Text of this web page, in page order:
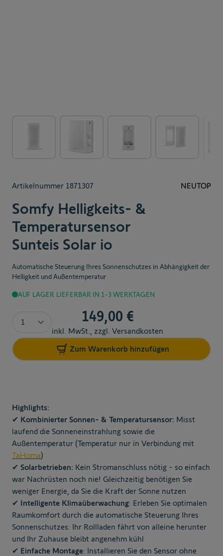
View larger imageView larger imageView larger image
NEUTOP
Artikelnummer 1871307
Somfy Helligkeits- &
Temperatursensor
Sunteis Solar io
Automatische Steuerung Ihres Sonnenschutzes in Abhängigkeit der
Helligkeit und Außentemperatur
AUF LAGER LIEFERBAR IN 1-3 WERKTAGEN
149,00 €
inkl. MwSt., zzgl. Versandkosten
Zum Warenkorb hinzufügen
Highlights:
✔ Kombinierter Sonnen- & Temperatursensor: Misst
laufend die Sonneneinstrahlung sowie die
Außentemperatur (Temperatur nur in Verbindung mit
TaHoma)
✔ Solarbetrieben: Kein Stromanschluss nötig - so einfach
war Nachrüsten noch nie! Gleichzeitig benötigen Sie
weniger Energie, da Sie die Kraft der Sonne nutzen
✔ Intelligente Klimaüberwachung: Erleben Sie optimalen
Raumkomfort durch die automatische Steuerung Ihres
Sonnenschutzes: Ihr Rollladen fährt von alleine herunter
und Ihr Zuhause bleibt angenehm kühl
✔ Einfache Montage: Installieren Sie den Sensor ohne